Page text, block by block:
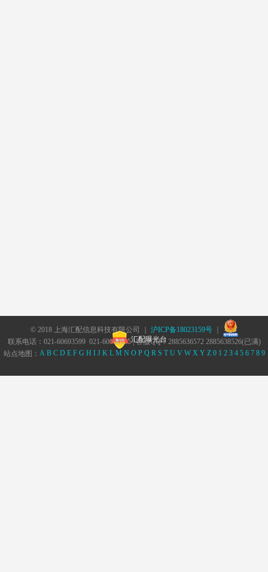
© 2018 上海汇配信息科技有限公司 ｜ 沪ICP备18023159号｜
汇配曝光台
联系电话：021-60693599 021-60693555 | 客服QQ：2885636572 2885638526(已满)
站点地图： A B C D E F G H I J K L M N O P Q R S T U V W X Y Z 0 1 2 3 4 5 6 7 8 9